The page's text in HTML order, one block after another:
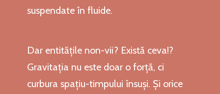
suspendate în fluide.
Dar entitățile non-vii? Există ceva!?
Gravitația nu este doar o forță, ci
curbura spațiu-timpului însuși. Și orice